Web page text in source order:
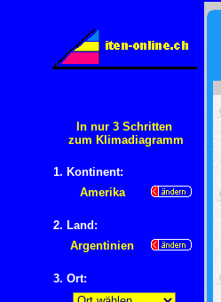
In nur 3 Schritten
zum Klimadiagramm
1. Kontinent:
Amerika
2. Land:
Argentinien
3. Ort: